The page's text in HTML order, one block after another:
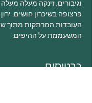
וגיבורים, זינקה מעלה
פרצופה בשיכרון חושים.
העובדות המרתקות מתוך
המשעממת על ההיפים.
כרטיסים